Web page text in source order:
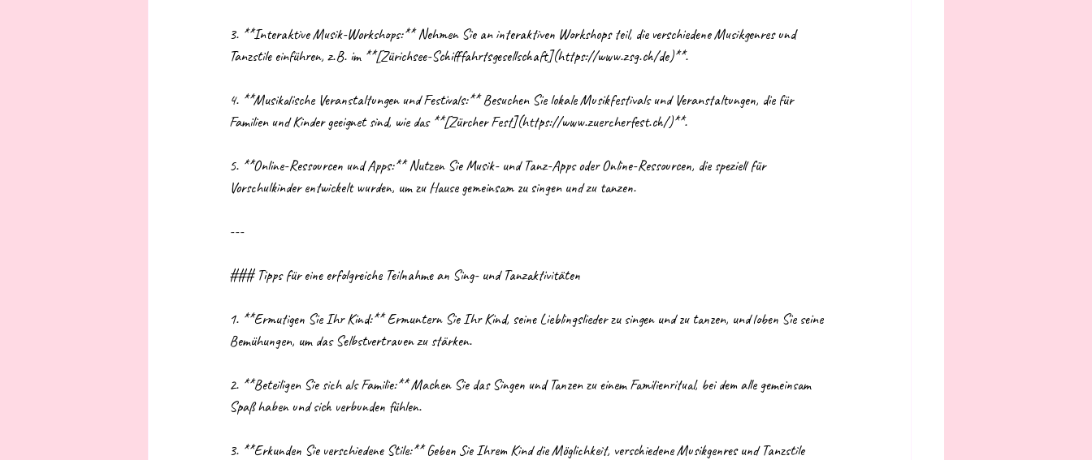
3. **Interaktive Musik-Workshops:** Nehmen Sie an interaktiven Workshops teil, die verschiedene Musikgenres und
Tanzstile einführen, z.B. im **[Zürichsee-Schifffahrtsgesellschaft](https://www.zsg.ch/de)**.
4. **Musikalische Veranstaltungen und Festivals:** Besuchen Sie lokale Musikfestivals und Veranstaltungen, die für
Familien und Kinder geeignet sind, wie das **[Zürcher Fest](https://www.zuercherfest.ch/)**.
5. **Online-Ressourcen und Apps:** Nutzen Sie Musik- und Tanz-Apps oder Online-Ressourcen, die speziell für
Vorschulkinder entwickelt wurden, um zu Hause gemeinsam zu singen und zu tanzen.
---
### Tipps für eine erfolgreiche Teilnahme an Sing- und Tanzaktivitäten
1. **Ermutigen Sie Ihr Kind:** Ermuntern Sie Ihr Kind, seine Lieblingslieder zu singen und zu tanzen, und loben Sie seine
Bemühungen, um das Selbstvertrauen zu stärken.
2. **Beteiligen Sie sich als Familie:** Machen Sie das Singen und Tanzen zu einem Familienritual, bei dem alle gemeinsam
Spaß haben und sich verbunden fühlen.
3. **Erkunden Sie verschiedene Stile:** Geben Sie Ihrem Kind die Möglichkeit, verschiedene Musikgenres und Tanzstile